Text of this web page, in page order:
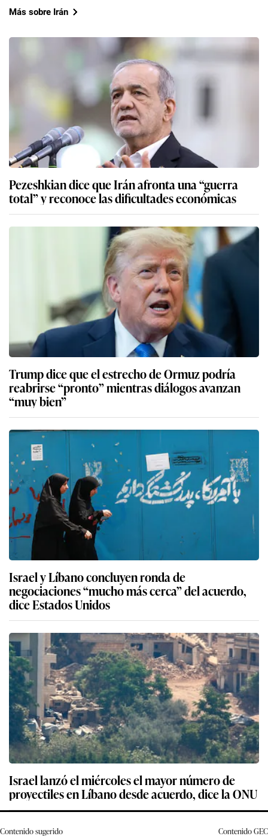
Más sobre Irán
Pezeshkian dice que Irán afronta una “guerra
total” y reconoce las dificultades económicas
Trump dice que el estrecho de Ormuz podría
reabrirse “pronto” mientras diálogos avanzan
“muy bien”
Israel y Líbano concluyen ronda de
negociaciones “mucho más cerca” del acuerdo,
dice Estados Unidos
Israel lanzó el miércoles el mayor número de
proyectiles en Líbano desde acuerdo, dice la ONU
Contenido sugerido ContenidoGEC